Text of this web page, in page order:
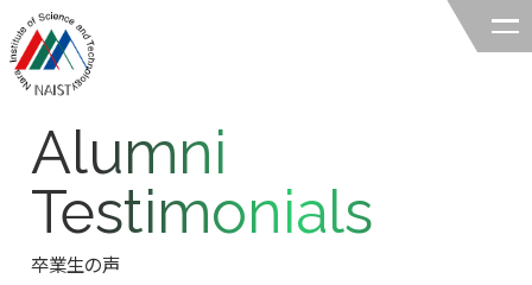
奈良先端科学技術大学院大学
バイオサイエンス領域
領域の紹介
Alumni
Testimonials
卒業生の声